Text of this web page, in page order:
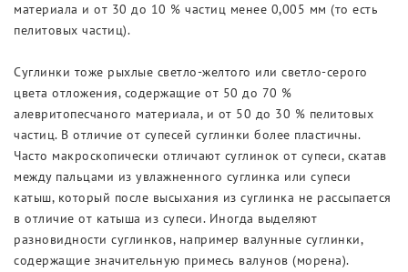
материала и от 30 до 10 % частиц менее 0,005 мм (то есть
пелитовых частиц).
Суглинки тоже рыхлые светло-желтого или светло-серого
цвета отложения, содержащие от 50 до 70 %
алевритопесчаного материала, и от 50 до 30 % пелитовых
частиц. В отличие от супесей суглинки более пластичны.
Часто макроскопически отличают суглинок от супеси, скатав
между пальцами из увлажненного суглинка или супеси
катыш, который после высыхания из суглинка не рассыпается
в отличие от катыша из супеси. Иногда выделяют
разновидности суглинков, например валунные суглинки,
содержащие значительную примесь валунов (морена).